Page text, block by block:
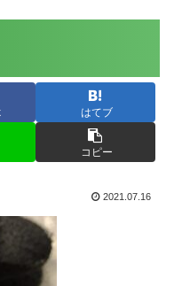
はてブ
コピー
2021.07.16